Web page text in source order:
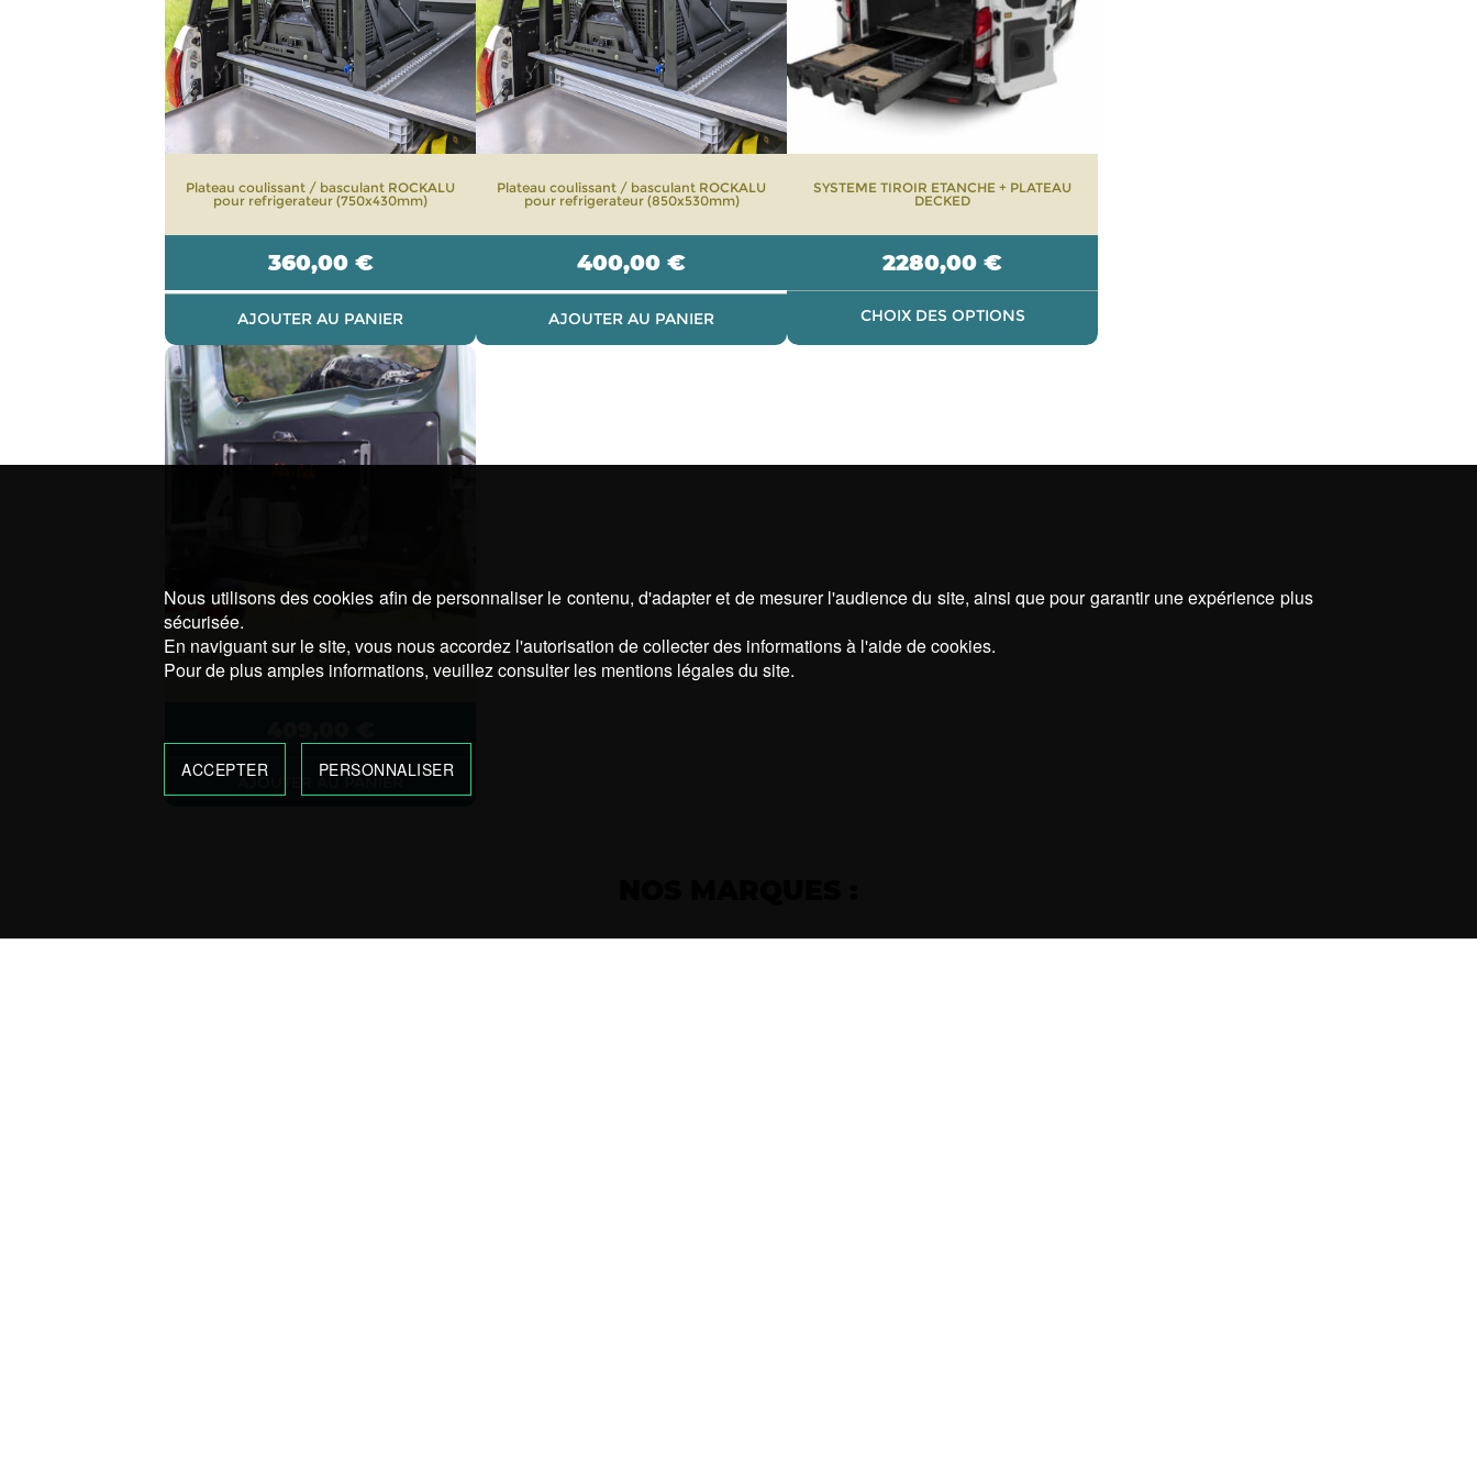
Plateau coulissant / basculant ROCKALU
pour refrigerateur (750x430mm)
360,00 €
AJOUTER AU PANIER
Plateau coulissant / basculant ROCKALU
pour refrigerateur (850x530mm)
400,00 €
AJOUTER AU PANIER
SYSTEME TIROIR ETANCHE + PLATEAU
DECKED
2280,00 €
CHOIX DES OPTIONS
options
peuvent
être
choisies
sur
la
TABLE PLIANTE SUR PORTE ARRIERE ALU-
CAB POUR SUZUKI JIMNY
AJOUTER AU PANIER
Nous utilisons des cookies afin de personnaliser le contenu, d'adapter et de mesurer l'audience du site, ainsi que pour garantir une expérience plus
sécurisée.
En naviguant sur le site, vous nous accordez l'autorisation de collecter des informations à l'aide de cookies.
Pour de plus amples informations, veuillez consulter les mentions légales du site.
ACCEPTER PERSONNALISER